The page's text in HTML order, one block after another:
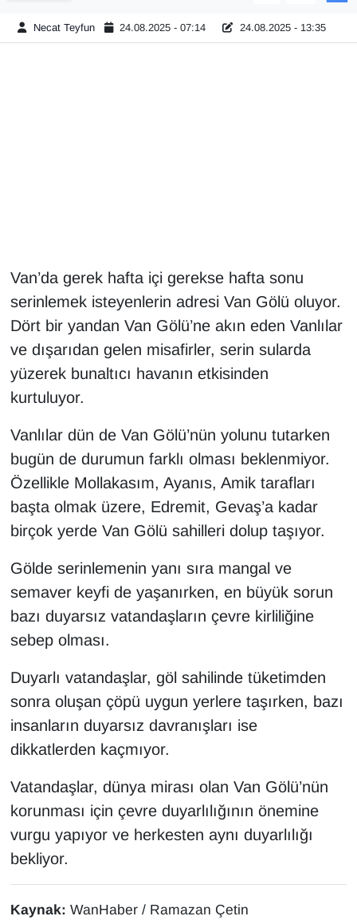
Necat Teyfun 24.08.2025 - 07:14 24.08.2025 - 13:35
Van’da gerek hafta içi gerekse hafta sonu
serinlemek isteyenlerin adresi Van Gölü oluyor.
Dört bir yandan Van Gölü’ne akın eden Vanlılar
ve dışarıdan gelen misafirler, serin sularda
yüzerek bunaltıcı havanın etkisinden
kurtuluyor.
Vanlılar dün de Van Gölü’nün yolunu tutarken
bugün de durumun farklı olması beklenmiyor.
Özellikle Mollakasım, Ayanıs, Amik tarafları
başta olmak üzere, Edremit, Gevaş’a kadar
birçok yerde Van Gölü sahilleri dolup taşıyor.
Gölde serinlemenin yanı sıra mangal ve
semaver keyfi de yaşanırken, en büyük sorun
bazı duyarsız vatandaşların çevre kirliliğine
sebep olması.
Duyarlı vatandaşlar, göl sahilinde tüketimden
sonra oluşan çöpü uygun yerlere taşırken, bazı
insanların duyarsız davranışları ise
dikkatlerden kaçmıyor.
Vatandaşlar, dünya mirası olan Van Gölü’nün
korunması için çevre duyarlılığının önemine
vurgu yapıyor ve herkesten aynı duyarlılığı
bekliyor.
Kaynak: WanHaber / Ramazan Çetin
Emlak
HABERDE İNSAN
İngilizce
Kadın
Kim Kimdir?
KURDÎ
MAGAZİN
MEDYA
POLİTİKA
Resmi İlanlar
RÖPORTAJ
SAĞLIK
Seri İlan
Sinema - TV